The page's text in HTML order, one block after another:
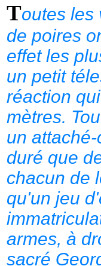
Toutes les
de poires
effet les
un petit
réaction
mètres.
un
duré que
chacun de
qu'un jeu
armes, à
sacré